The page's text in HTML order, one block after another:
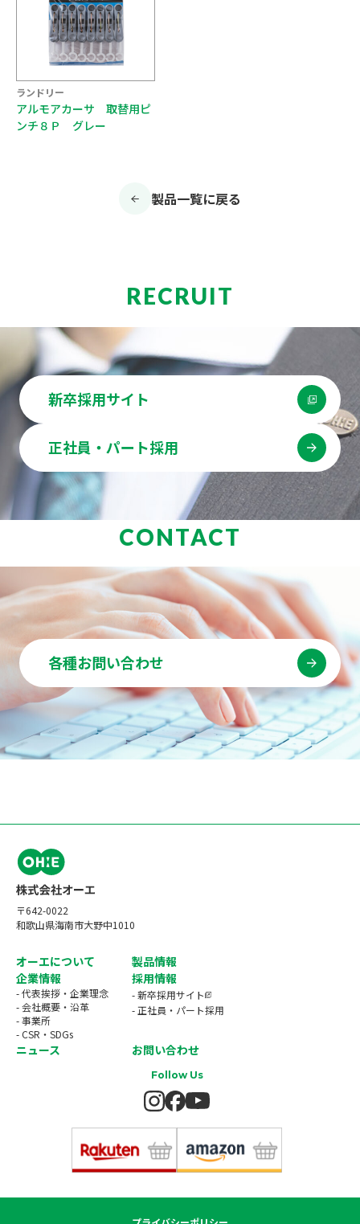
ランドリー
アルモアカーサ 取替用ピ
ンチ８Ｐ グレー
製品一覧に戻る
RECRUIT
新卒採用サイト
正社員・パート採用
CONTACT
各種お問い合わせ
〒642-0022
和歌山県海南市大野中1010
オーエについて
製品情報
企業情報
- 代表挨拶・企業理念
- 会社概要・沿革
- 事業所
- CSR・SDGs
採用情報
- 新卒採用サイト
- 正社員・パート採用
ニュース お問い合わせ
Follow Us